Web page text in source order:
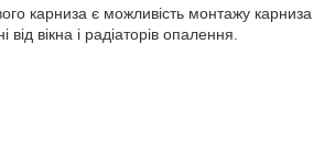
карниза є можливість монтажу карниза
від вікна і радіаторів опалення.